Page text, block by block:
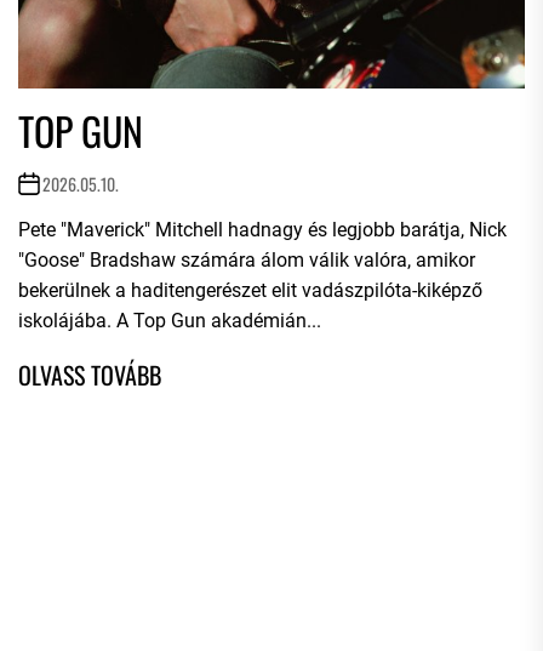
TOP GUN
2026.05.10.
Pete "Maverick" Mitchell hadnagy és legjobb barátja, Nick
"Goose" Bradshaw számára álom válik valóra, amikor
bekerülnek a haditengerészet elit vadászpilóta-kiképző
iskolájába. A Top Gun akadémián...